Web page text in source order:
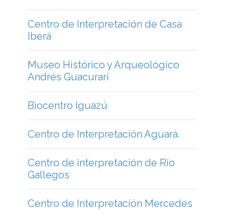
Centro de Interpretación Aguará.
Centro de interpretación de Río
Gallegos
Centro de Interpretación Mercedes
Centro de Interpretación Casa
Histórica de Indalecio Gomez.
Centro de Interpretación de La Cruz
Centro de Interpretación de Cueva
de las Manos